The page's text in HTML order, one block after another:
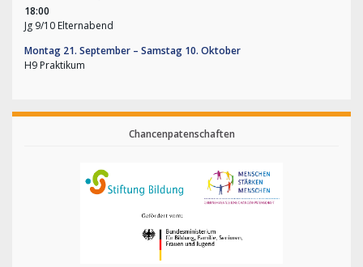
18:00
Jg 9/10 Elternabend
Montag 21. September – Samstag 10. Oktober
H9 Praktikum
Chancenpatenschaften